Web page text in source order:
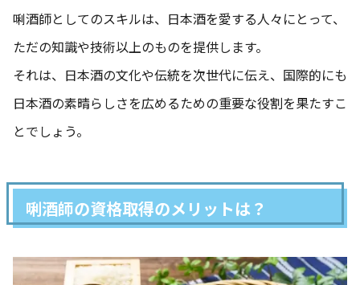
唎酒師としてのスキルは、日本酒を愛する人々にとって、
ただの知識や技術以上のものを提供します。
それは、日本酒の文化や伝統を次世代に伝え、国際的にも
日本酒の素晴らしさを広めるための重要な役割を果たすこ
とでしょう。
唎酒師の資格取得のメリットは？